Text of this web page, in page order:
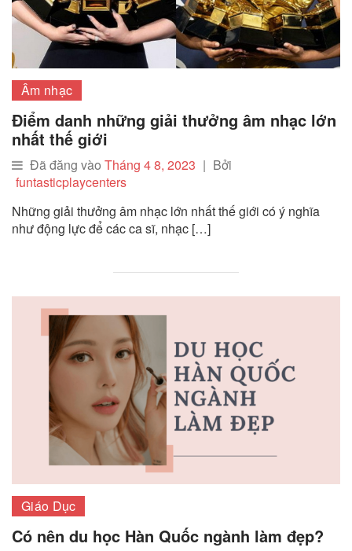
Âm nhạc
Điểm danh những giải thưởng âm nhạc lớn
nhất thế giới
Đã đăng vào Tháng 4 8, 2023 | Bởi
funtasticplaycenters
Những giải thưởng âm nhạc lớn nhất thế giới có ý nghĩa
như động lực để các ca sĩ, nhạc […]
Giáo Dục
Có nên du học Hàn Quốc ngành làm đẹp?